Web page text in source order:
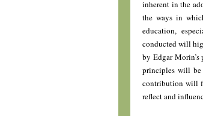
inherent in the
the ways in
education,
conducted will
by Edgar
principles will be
contribution will
reflect and